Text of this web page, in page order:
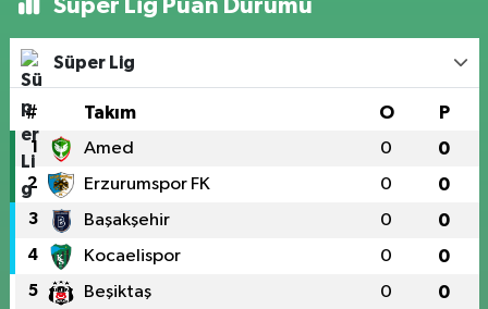
Süper Lig Puan Durumu
Süper Lig
# Takım O P
1 Amed 0 0
2 Erzurumspor FK 0 0
3 Başakşehir 0 0
4 Kocaelispor 0 0
5 Beşiktaş 0 0